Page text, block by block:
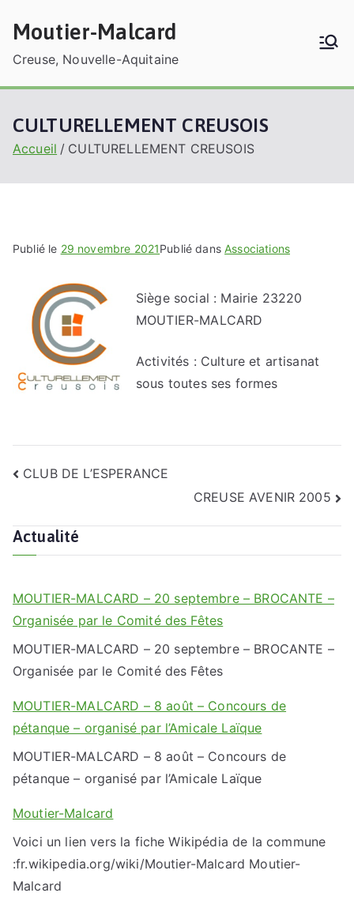
contenu
Moutier-Malcard
Creuse, Nouvelle-Aquitaine
CULTURELLEMENT CREUSOIS
Accueil CULTURELLEMENT CREUSOIS
Publié le 29 novembre 2021Publié dansAssociations
Siège social : Mairie 23220
MOUTIER-MALCARD
Activités : Culture et artisanat
sous toutes ses formes
Navigation
CLUB DE L’ESPERANCE
CREUSE AVENIR 2005
Actualité
MOUTIER-MALCARD – 20 septembre – BROCANTE –
Organisée par le Comité des Fêtes
MOUTIER-MALCARD – 20 septembre – BROCANTE –
Organisée par le Comité des Fêtes
MOUTIER-MALCARD – 8 août – Concours de
pétanque – organisé par l’Amicale Laïque
MOUTIER-MALCARD – 8 août – Concours de
pétanque – organisé par l’Amicale Laïque
Moutier-Malcard
Voici un lien vers la fiche Wikipédia de la commune
:fr.wikipedia.org/wiki/Moutier-Malcard Moutier-
Malcard